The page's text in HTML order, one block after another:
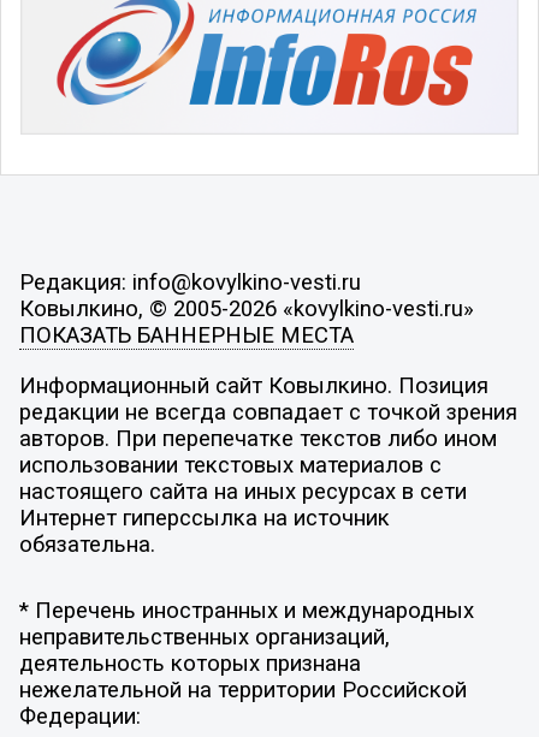
Редакция: info@kovylkino-vesti.ru
Ковылкино, © 2005-2026 «kovylkino-vesti.ru»
ПОКАЗАТЬ БАННЕРНЫЕ МЕСТА
Информационный сайт Ковылкино. Позиция
редакции не всегда совпадает с точкой зрения
авторов. При перепечатке текстов либо ином
использовании текстовых материалов с
настоящего сайта на иных ресурсах в сети
Интернет гиперссылка на источник
обязательна.
* Перечень иностранных и международных
неправительственных организаций,
деятельность которых признана
нежелательной на территории Российской
Федерации: